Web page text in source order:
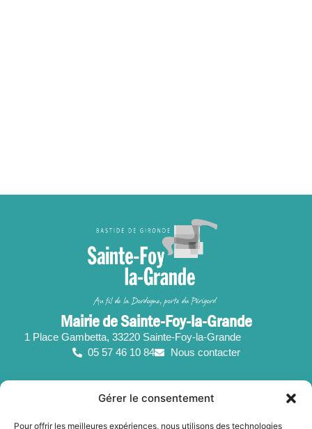
Gérer le consentement
Pour offrir les meilleures expériences, nous utilisons des technologies
Mairie de Sainte-Foy-la-Grande
1 Place Gambetta, 33220 Sainte-Foy-la-Grande
05 57 46 10 84
Nous contacter